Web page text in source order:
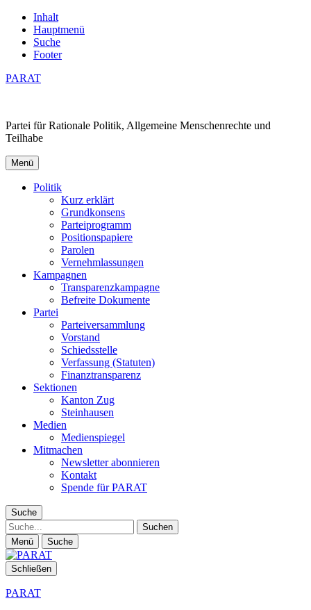
Inhalt
Hauptmenü
Suche
Footer
PARAT
Partei für Rationale Politik, Allgemeine Menschenrechte und
Teilhabe
Menü
Politik
Kurz erklärt
Grundkonsens
Parteiprogramm
Positionspapiere
Parolen
Vernehmlassungen
Kampagnen
Transparenzkampagne
Befreite Dokumente
Partei
Parteiversammlung
Vorstand
Schiedsstelle
Verfassung (Statuten)
Finanztransparenz
Sektionen
Kanton Zug
Steinhausen
Medien
Medienspiegel
Mitmachen
Newsletter abonnieren
Kontakt
Spende für PARAT
Suche
Suche
Menü Suche
Schließen
PARAT